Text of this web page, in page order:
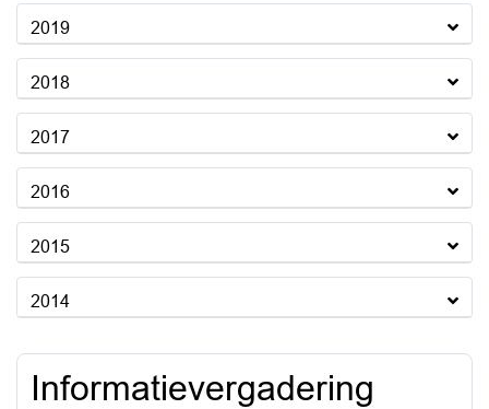
2019
2018
2017
2016
2015
2014
Informatievergadering